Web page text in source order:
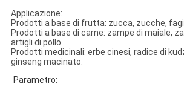
Applicazione:
Prodotti a base di frutta: zucca, zucche,
Prodotti a base di carne: zampe di maiale,
artigli di pollo
Prodotti medicinali: erbe cinesi, radice di
ginseng macinato.
Parametro: